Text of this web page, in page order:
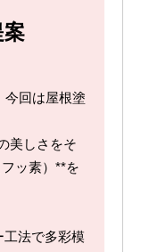
今回は屋根塗
美しさをそ
ッ素）**を
法で多彩模